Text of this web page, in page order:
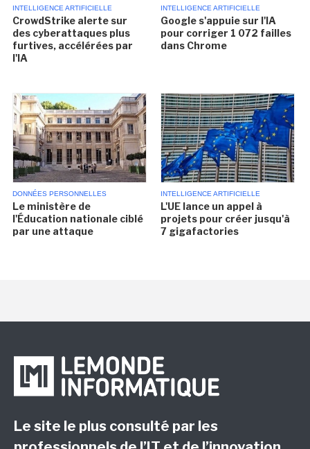
INTELLIGENCE ARTIFICIELLE
CrowdStrike alerte sur
des cyberattaques plus
furtives, accélérées par
l'IA
INTELLIGENCE ARTIFICIELLE
Google s'appuie sur l'IA
pour corriger 1 072 failles
dans Chrome
DONNÉES PERSONNELLES
Le ministère de
l'Éducation nationale ciblé
par une attaque
INTELLIGENCE ARTIFICIELLE
L'UE lance un appel à
projets pour créer jusqu'à
7 gigafactories
Le site le plus consulté par les